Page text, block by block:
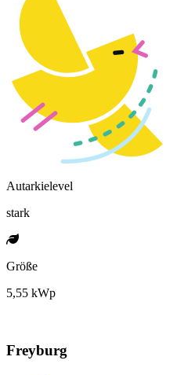
Autarkielevel
stark
Größe
5,55 kWp
Freyburg